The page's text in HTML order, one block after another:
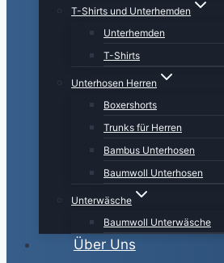
T-Shirts und Unterhemden
Unterhemden
T-Shirts
Unterhosen Herren
Boxershorts
Trunks für Herren
Bambus Unterhosen
Baumwoll Unterhosen
Unterwäsche
Baumwoll Unterwäsche
Über Uns